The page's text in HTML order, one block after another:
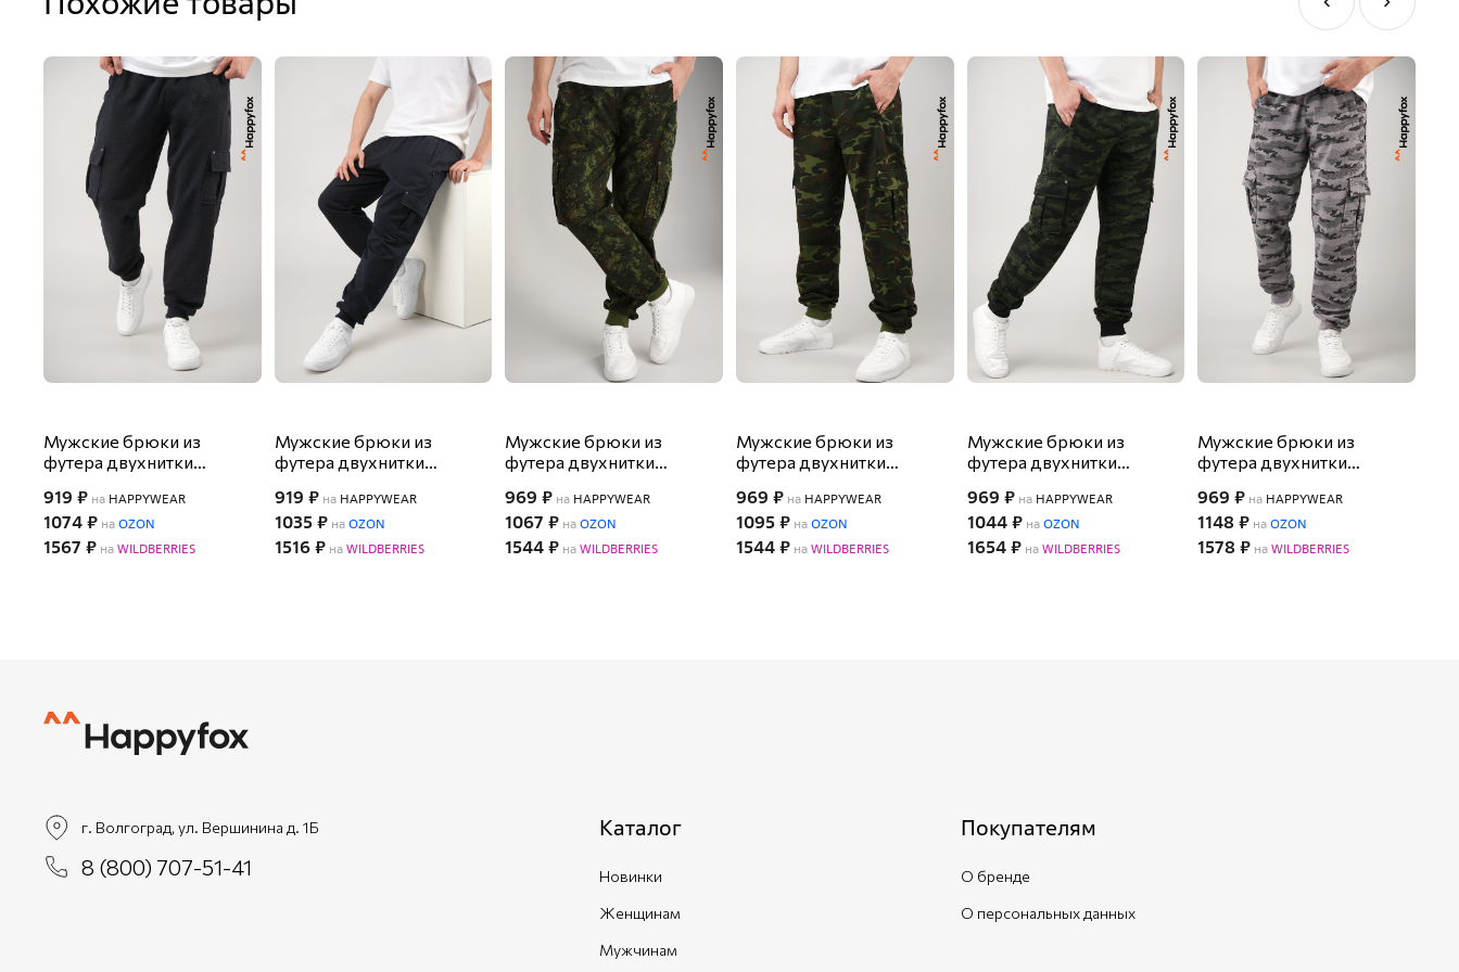
Мужские брюки из
футера двухнитки
919 ₽ на HAPPYWEAR
1074 ₽ наOZON
1567 ₽ наWILDBERRIES
Мужские брюки из
футера двухнитки
919 ₽на HAPPYWEAR
1035 ₽наOZON
1516 ₽наWILDBERRIES
Мужские брюки из
футера двухнитки
969 ₽ на HAPPYWEAR
1067 ₽ наOZON
1544 ₽ наWILDBERRIES
Мужские брюки из
футера двухнитки
969 ₽на HAPPYWEAR
1095 ₽наOZON
1544 ₽наWILDBERRIES
Мужские брюки из
футера двухнитки
969 ₽на HAPPYWEAR
1044 ₽наOZON
1654 ₽наWILDBERRIES
Мужские брюки из
футера двухнитки
969 ₽ на HAPPYWEAR
1148 ₽ наOZON
1578 ₽ наWILDBERRIES
г. Волгоград, ул. Вершинина д. 1Б
8 (800) 707-51-41
Каталог
Новинки
Женщинам
Мужчинам
Покупателям
О бренде
О персональных данных